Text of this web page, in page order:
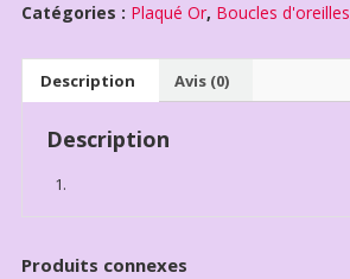
Catégories : Plaqué Or, Boucles d'oreilles
Description Avis (0)
Description
Produits connexes